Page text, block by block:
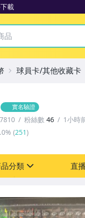
載
實名驗證
粉絲數 46
1小時
(251)
分類 直
球員卡/其他收藏卡